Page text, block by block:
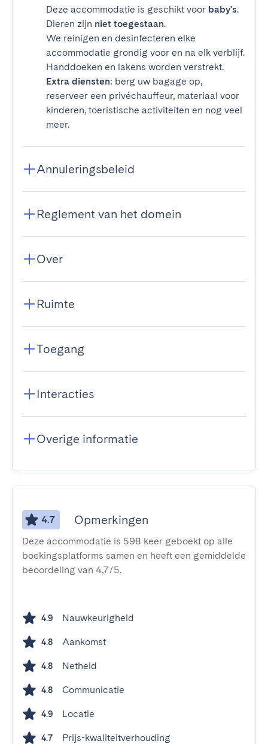
Deze accommodatie is geschikt voor baby's.
Dieren zijn niet toegestaan.
We reinigen en desinfecteren elke
accommodatie grondig voor en na elk verblijf.
Handdoeken en lakens worden verstrekt.
Extra diensten: berg uw bagage op,
reserveer een privéchauffeur, materiaal voor
kinderen, toeristische activiteiten en nog veel
meer.
Annuleringsbeleid
Reglement van het domein
Over
Ruimte
Toegang
Interacties
Overige informatie
4.7 Opmerkingen
Deze accommodatie is 598 keer geboekt op alle
boekingsplatforms samen en heeft een gemiddelde
beoordeling van 4,7/5.
4.9 Nauwkeurigheid
4.8 Aankomst
4.8 Netheid
4.8 Communicatie
4.9 Locatie
4.7 Prijs-kwaliteitverhouding